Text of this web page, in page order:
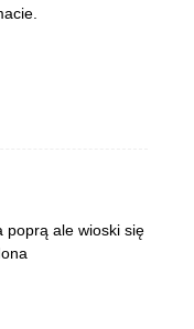
poprą ale wioski się